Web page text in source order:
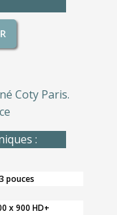
Coty Paris.
:
pouces
x 900 HD+